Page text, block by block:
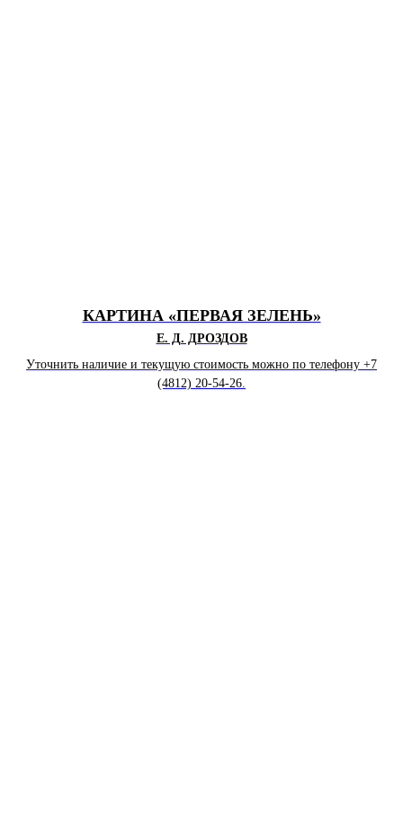
КАРТИНА «ПЕРВАЯ ЗЕЛЕНЬ»
Е. Д. ДРОЗДОВ
Уточнить наличие и текущую стоимость можно по телефону +7
(4812) 20-54-26.